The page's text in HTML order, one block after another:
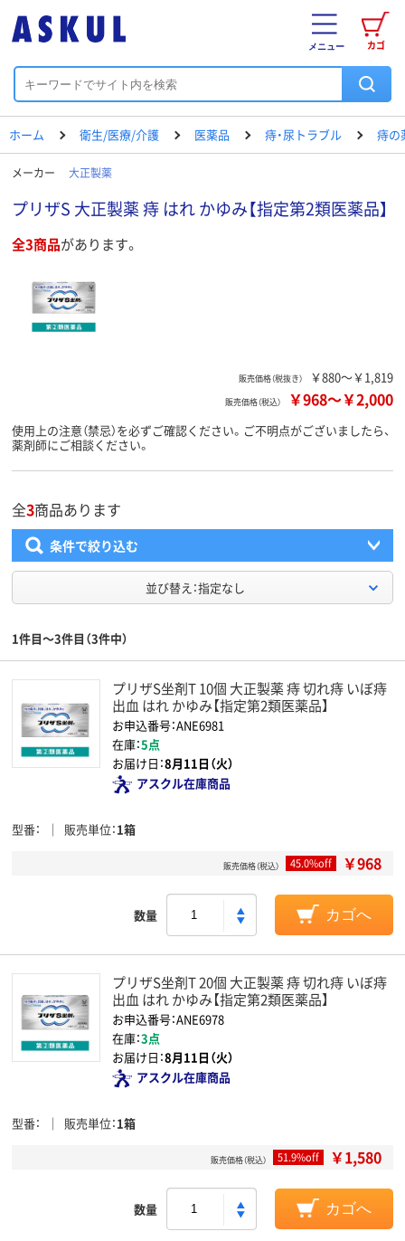
カゴ
メニュー
ホーム 衛生/医療/介護 医薬品 痔・尿トラブル 痔の
メーカー 大正製薬
プリザS 大正製薬 痔 はれ かゆみ【指定第2類医薬品】
全3商品があります。
販売価格（税抜き） ￥880～￥1,819
販売価格（税込） ￥968～￥2,000
使用上の注意（禁忌）を必ずご確認ください。ご不明点がございましたら、
薬剤師にご相談ください。
全3商品あります
条件で絞り込む
並び替え：指定なし
1件目～3件目（3件中）
プリザS坐剤T 10個 大正製薬 痔 切れ痔 いぼ痔
出血 はれ かゆみ【指定第2類医薬品】
お申込番号：ANE6981
在庫：5点
お届け日：8月11日（火）
アスクル在庫商品
型番 販売単位 1箱
販売価格（税込） 45.0%off ￥968
数量 カゴへ
プリザS坐剤T 20個 大正製薬 痔 切れ痔 いぼ痔
出血 はれ かゆみ【指定第2類医薬品】
お申込番号：ANE6978
在庫：3点
お届け日：8月11日（火）
アスクル在庫商品
型番 販売単位 1箱
販売価格（税込） 51.9%off ￥1,580
数量 カゴへ